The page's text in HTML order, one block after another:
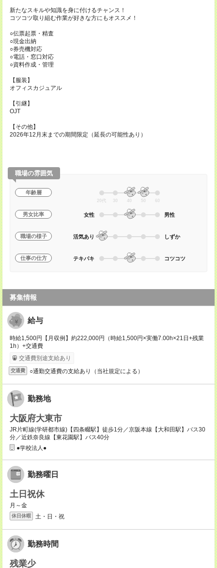
新たなスキルや知識を身に付けるチャンス！
コツコツ取り組む作業が好きな方にもオススメ！
○伝票起票・精査
○現金出納
○券売機対応
○電話・窓口対応
○資料作成・管理
【服装】
オフィスカジュアル
【引継】
OJT
【その他】
2026年12月末までの期間限定（延長の可能性あり）
職場の雰囲気
年齢層
20代 30 40 50 60
男女比率 女性 男性
職場の様子 活気あり しずか
仕事の仕方 テキパキ コツコツ
募集情報
給与
時給1,500円【月収例】約222,000円（時給1,500円×実働7.00h×21日+残業
1h）+交通費
交通費別途支給あり
交通費 ○通勤交通費の支給あり（当社規定による）
勤務地
大阪府大東市
JR片町線(学研都市線)【四条畷駅】徒歩1分／京阪本線【大和田駅】バス30
分／近鉄奈良線【東花園駅】バス40分
●学校法人●
勤務曜日
土日祝休
月～金
休日休暇 土・日・祝
勤務時間
残業少